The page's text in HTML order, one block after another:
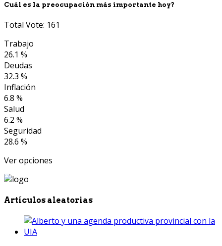
Cuál es la preocupación más importante hoy?
Total Vote: 161
Trabajo
26.1 %
Deudas
32.3 %
Inflación
6.8 %
Salud
6.2 %
Seguridad
28.6 %
Ver opciones
Artículos aleatorias